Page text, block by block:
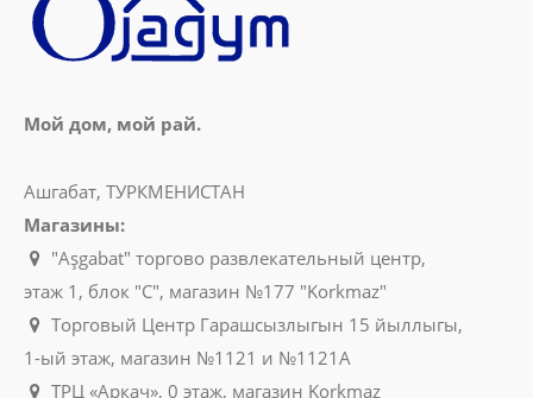
Мой дом, мой рай.
Ашгабат, ТУРКМЕНИСТАН
Магазины:
"Aşgabat" торгово развлекательный центр,
этаж 1, блок "C", магазин №177 "Korkmaz"
Торговый Центр Гарашсызлыгын 15 йыллыгы,
1-ый этаж, магазин №1121 и №1121A
ТРЦ «Аркач», 0 этаж, магазин Korkmaz